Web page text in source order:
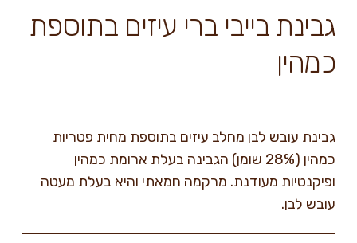
גבינת בייבי ברי עיזים בתוספת
כמהין
גבינת עובש לבן מחלב עיזים בתוספת מחית פטריות
כמהין (28% שומן) הגבינה בעלת ארומת כמהין
ופיקנטיות מעודנת. מרקמה חמאתי והיא בעלת מעטה
עובש לבן.